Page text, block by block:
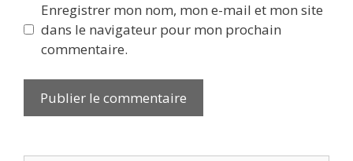
Enregistrer mon nom, mon e-mail et mon site
dans le navigateur pour mon prochain
commentaire.